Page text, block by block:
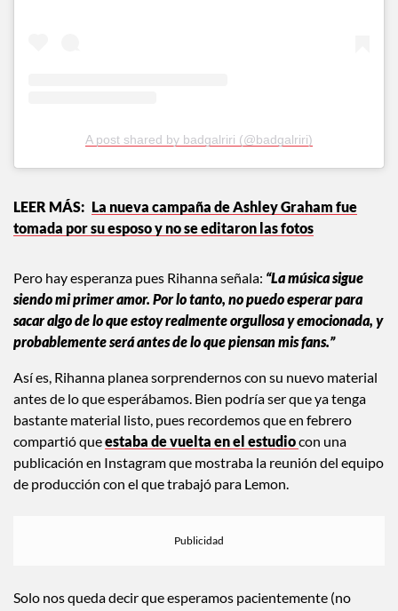
La nueva campaña de Ashley Graham fue
Pero hay esperanza pues Rihanna señala:“La música sigue
siendo mi primer amor. Por lo tanto, no puedo esperar para
sacar algo de lo que estoy realmente orgullosa y emocionada, y
Así es, Rihanna planea sorprendernos con su nuevo material
antes de lo que esperábamos. Bien podría ser que ya tenga
bastante material listo, pues recordemos que en febrero
compartió que estaba de vuelta en el estudiocon una
publicación en Instagram que mostraba la reunión del equipo